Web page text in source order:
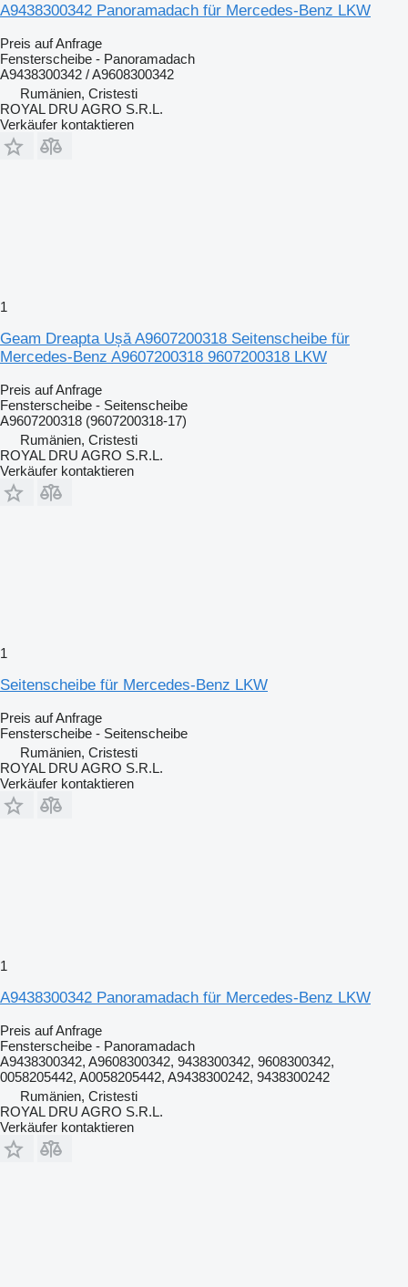
A9438300342 Panoramadach für Mercedes-Benz LKW
Preis auf Anfrage
Fensterscheibe - Panoramadach
A9438300342 / A9608300342
Rumänien, Cristesti
ROYAL DRU AGRO S.R.L.
Verkäufer kontaktieren
1
Geam Dreapta Ușă A9607200318 Seitenscheibe für
Mercedes-Benz A9607200318 9607200318 LKW
Preis auf Anfrage
Fensterscheibe - Seitenscheibe
A9607200318 (9607200318-17)
Rumänien, Cristesti
ROYAL DRU AGRO S.R.L.
Verkäufer kontaktieren
1
Seitenscheibe für Mercedes-Benz LKW
Preis auf Anfrage
Fensterscheibe - Seitenscheibe
Rumänien, Cristesti
ROYAL DRU AGRO S.R.L.
Verkäufer kontaktieren
1
A9438300342 Panoramadach für Mercedes-Benz LKW
Preis auf Anfrage
Fensterscheibe - Panoramadach
A9438300342, A9608300342, 9438300342, 9608300342,
0058205442, A0058205442, A9438300242, 9438300242
Rumänien, Cristesti
ROYAL DRU AGRO S.R.L.
Verkäufer kontaktieren